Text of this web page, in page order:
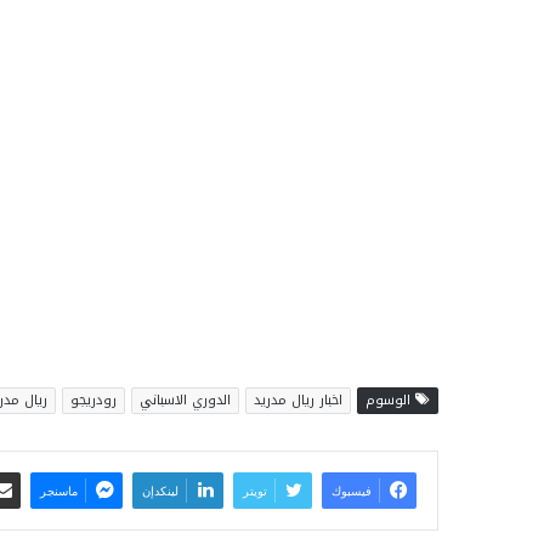
الوسوم اخبار ريال مدريد الدوري الاسباني رودريجو ريال
فيسبوك تويتر لينكدإن ماسنجر